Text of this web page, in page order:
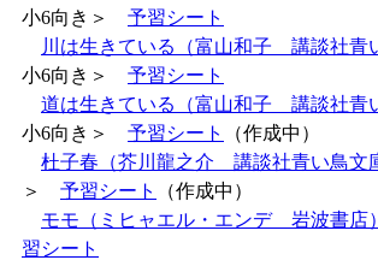
小6向き＞ 予習シート
川は生きている（富山和子 講談社青
小6向き＞ 予習シート
道は生きている（富山和子 講談社青
小6向き＞ 予習シート
（作成中）
杜子春（芥川龍之介 講談社青い鳥文
＞ 予習シート
（作成中）
モモ（ミヒャエル・エンデ 岩波書店）
習シート